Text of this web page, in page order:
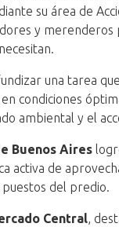
su área de
y merenderos
una tarea
condiciones
ambiental y el
Buenos Aires
activa de
del predio.
Central,